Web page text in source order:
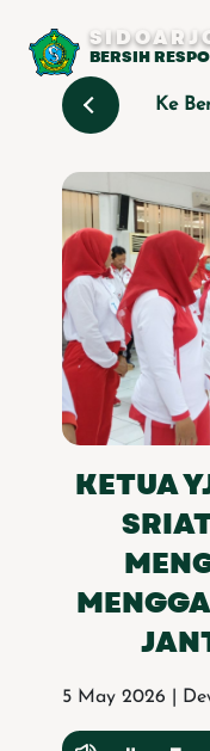
BERSIH
Ke
KETUA
5 May 2026 |